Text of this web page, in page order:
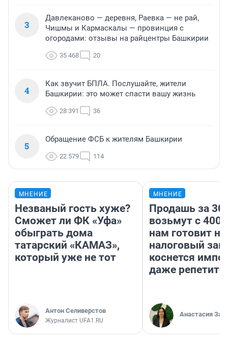
3
Давлеканово — деревня, Раевка — не рай,
Чишмы и Кармаскалы — провинция с
огородами: отзывы на райцентры Башкирии
35 468 20
4
Как звучит БПЛА. Послушайте, жители
Башкирии: это может спасти вашу жизнь
28 391 36
5
Обращение ФСБ к жителям Башкирии
22 579 114
МНЕНИЕ
Незваный гость хуже?
Сможет ли ФК «Уфа»
обыграть дома
татарский «КАМАЗ»,
который уже не тот
Антон Селиверстов
Журналист UFA1.RU
МНЕНИЕ
Продашь за
возьмут с
нам готовит
налоговый
коснется
даже
Анастасия